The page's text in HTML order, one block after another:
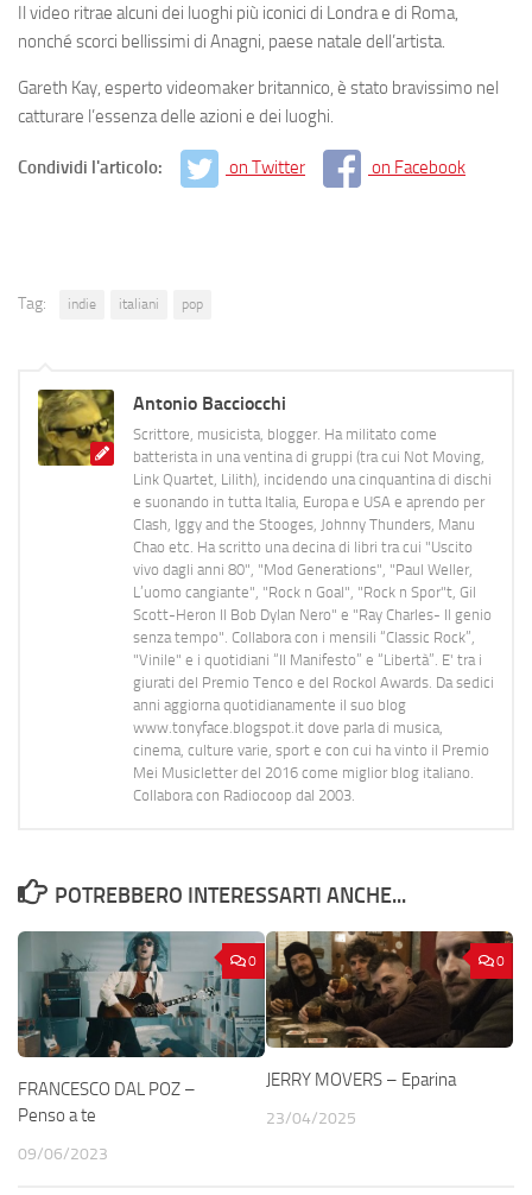
Il video ritrae alcuni dei luoghi più iconici di Londra e di Roma,
nonché scorci bellissimi di Anagni, paese natale dell’artista.
Gareth Kay, esperto videomaker britannico, è stato bravissimo nel
catturare l’essenza delle azioni e dei luoghi.
Condividi l'articolo: on Twitter on Facebook
Tag: indie italiani pop
Antonio Bacciocchi
Scrittore, musicista, blogger. Ha militato come
batterista in una ventina di gruppi (tra cui Not Moving,
Link Quartet, Lilith), incidendo una cinquantina di dischi
e suonando in tutta Italia, Europa e USA e aprendo per
Clash, Iggy and the Stooges, Johnny Thunders, Manu
Chao etc. Ha scritto una decina di libri tra cui "Uscito
vivo dagli anni 80", "Mod Generations", "Paul Weller,
L’uomo cangiante", "Rock n Goal", "Rock n Spor"t, Gil
Scott-Heron Il Bob Dylan Nero" e "Ray Charles- Il genio
senza tempo". Collabora con i mensili “Classic Rock”,
"Vinile" e i quotidiani “Il Manifesto” e “Libertà”. E' tra i
giurati del Premio Tenco e del Rockol Awards. Da sedici
anni aggiorna quotidianamente il suo blog
www.tonyface.blogspot.it dove parla di musica,
cinema, culture varie, sport e con cui ha vinto il Premio
Mei Musicletter del 2016 come miglior blog italiano.
Collabora con Radiocoop dal 2003.
POTREBBERO INTERESSARTI ANCHE...
0
FRANCESCO DAL POZ –
Penso a te
09/06/2023
0
JERRY MOVERS – Eparina
23/04/2025